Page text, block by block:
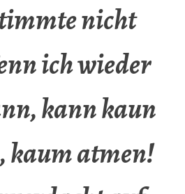
nicht
ich wieder
kann kaun
kaum atmen!